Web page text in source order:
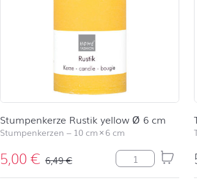
Stumpenkerze Rustik yellow Ø 6 cm
Stumpenkerzen – 10 cm×6 cm
5,00€ 6,49€ Stumpenkerze